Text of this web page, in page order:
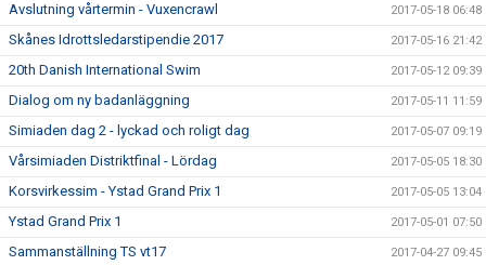
Avslutning vårtermin - Vuxencrawl 2017-05-18 06:48
Skånes Idrottsledarstipendie 2017 2017-05-16 21:42
20th Danish International Swim 2017-05-12 09:39
Dialog om ny badanläggning 2017-05-11 11:59
Simiaden dag 2 - lyckad och roligt dag 2017-05-07 09:19
Vårsimiaden Distriktfinal - Lördag 2017-05-05 18:30
Korsvirkessim - Ystad Grand Prix 1 2017-05-05 13:04
Ystad Grand Prix 1 2017-05-01 07:50
Sammanställning TS vt17 2017-04-27 09:45